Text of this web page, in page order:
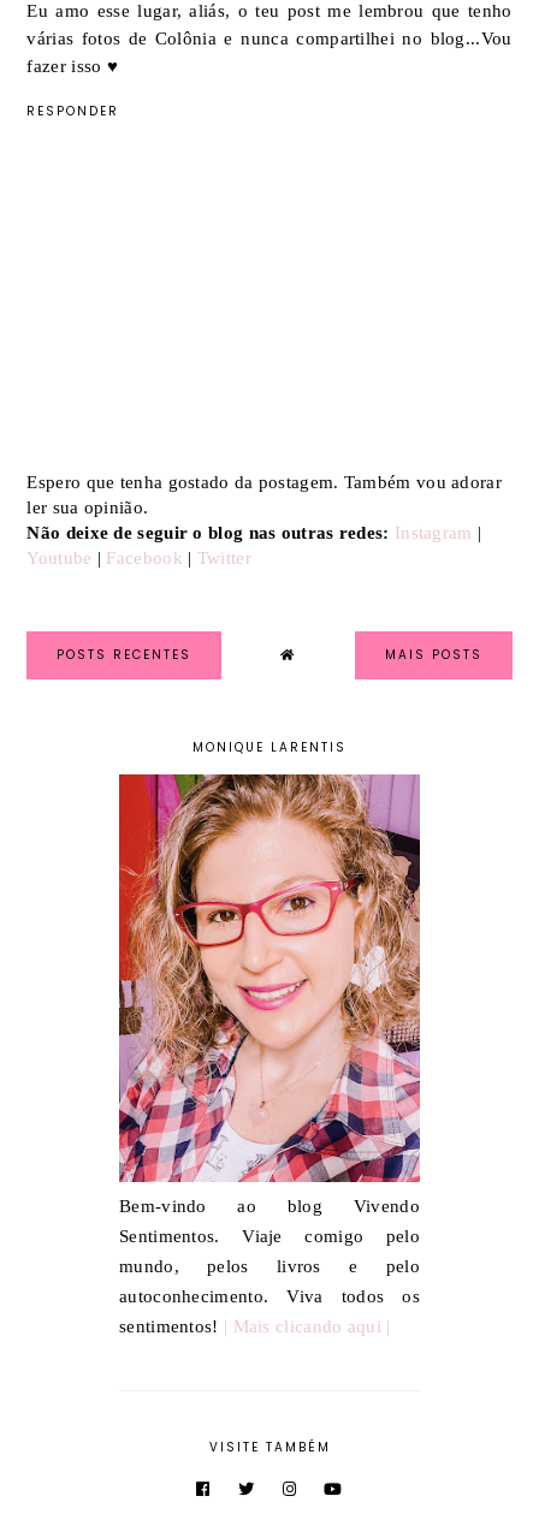
Eu amo esse lugar, aliás, o teu post me lembrou que tenho
várias fotos de Colônia e nunca compartilhei no blog...Vou
fazer isso ♥
RESPONDER
Espero que tenha gostado da postagem. Também vou adorar
ler sua opinião.
Não deixe de seguir o blog nas outras redes: Instagram |
Youtube | Facebook | Twitter
POSTS RECENTES MAIS POSTS
MONIQUE LARENTIS
Bem-vindo ao blog Vivendo
Sentimentos. Viaje comigo pelo
mundo, pelos livros e pelo
autoconhecimento. Viva todos os
sentimentos! | Mais clicando aqui |
VISITE TAMBÉM